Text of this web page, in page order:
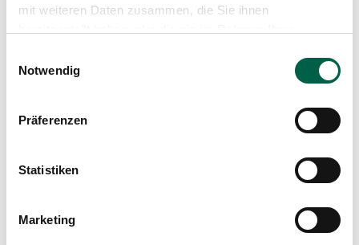
mit weiteren Daten zusammen, die Sie ihnen
Notwendig
Präferenzen
Statistiken
Marketing
Urininkontinenz
Potenzstörungen
Sexuelle Dysfunktionen
Burnout
Leitung und Organisation der